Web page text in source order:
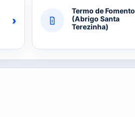
›
Termo de Fomento
(Abrigo Santa
Terezinha)